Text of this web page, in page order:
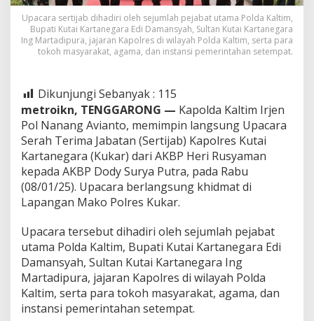
Upacara sertijab dihadiri oleh sejumlah pejabat utama Polda Kaltim,
Bupati Kutai Kartanegara Edi Damansyah, Sultan Kutai Kartanegara
Ing Martadipura, jajaran Kapolres di wilayah Polda Kaltim, serta para
tokoh masyarakat, agama, dan instansi pemerintahan setempat.
Dikunjungi Sebanyak : 115
metroikn, TENGGARONG — Kapolda Kaltim Irjen
Pol Nanang Avianto, memimpin langsung Upacara
Serah Terima Jabatan (Sertijab) Kapolres Kutai
Kartanegara (Kukar) dari AKBP Heri Rusyaman
kepada AKBP Dody Surya Putra, pada Rabu
(08/01/25). Upacara berlangsung khidmat di
Lapangan Mako Polres Kukar.
Upacara tersebut dihadiri oleh sejumlah pejabat
utama Polda Kaltim, Bupati Kutai Kartanegara Edi
Damansyah, Sultan Kutai Kartanegara Ing
Martadipura, jajaran Kapolres di wilayah Polda
Kaltim, serta para tokoh masyarakat, agama, dan
instansi pemerintahan setempat.